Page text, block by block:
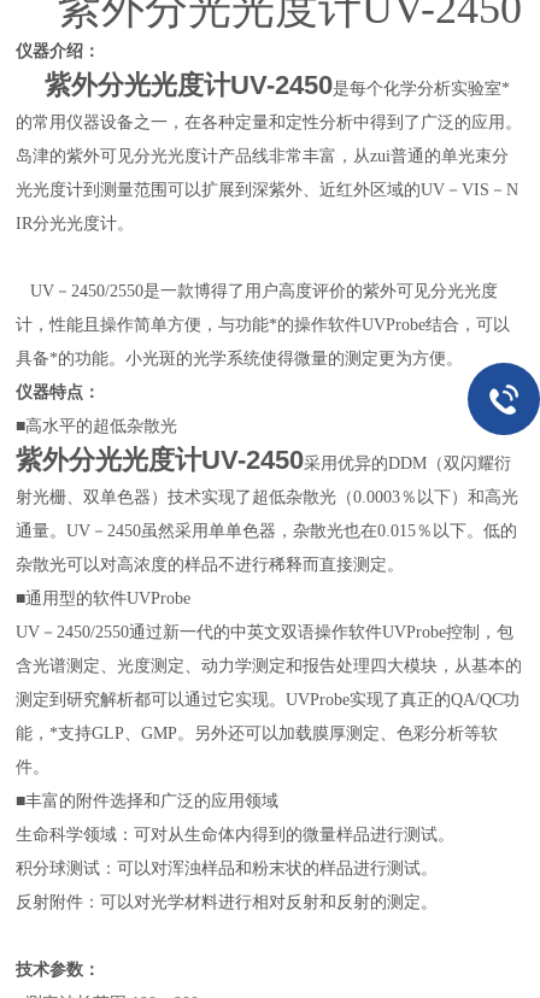
仪器介绍：
紫外分光光度计UV-2450是每个化学分析实验室*
的常用仪器设备之一，在各种定量和定性分析中得到了广泛的应用。
岛津的紫外可见分光光度计产品线非常丰富，从zui普通的单光束分
光光度计到测量范围可以扩展到深紫外、近红外区域的UV－VIS－N
IR分光光度计。
UV－2450/2550是一款博得了用户高度评价的紫外可见分光光度
计，性能且操作简单方便，与功能*的操作软件UVProbe结合，可以
具备*的功能。小光斑的光学系统使得微量的测定更为方便。
仪器特点：
■高水平的超低杂散光
紫外分光光度计UV-2450采用优异的DDM（双闪耀衍
射光栅、双单色器）技术实现了超低杂散光（0.0003％以下）和高光
通量。UV－2450虽然采用单单色器，杂散光也在0.015％以下。低的
杂散光可以对高浓度的样品不进行稀释而直接测定。
■通用型的软件UVProbe
UV－2450/2550通过新一代的中英文双语操作软件UVProbe控制，包
含光谱测定、光度测定、动力学测定和报告处理四大模块，从基本的
测定到研究解析都可以通过它实现。UVProbe实现了真正的QA/QC功
能，*支持GLP、GMP。另外还可以加载膜厚测定、色彩分析等软
件。
■丰富的附件选择和广泛的应用领域
生命科学领域：可对从生命体内得到的微量样品进行测试。
积分球测试：可以对浑浊样品和粉末状的样品进行测试。
反射附件：可以对光学材料进行相对反射和反射的测定。
技术参数：